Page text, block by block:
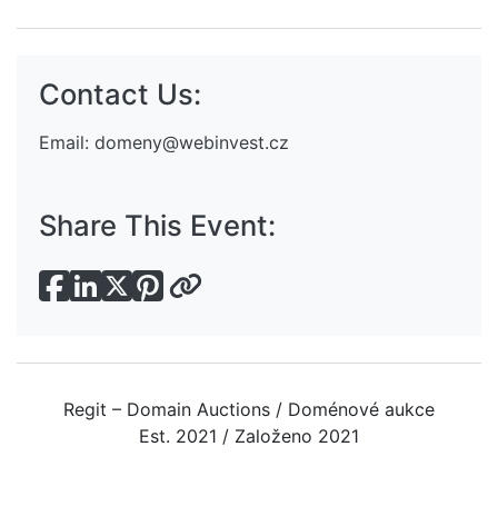
Contact Us:
Email: domeny@webinvest.cz
Share This Event:
Regit – Domain Auctions / Doménové aukce
Est. 2021 / Založeno 2021